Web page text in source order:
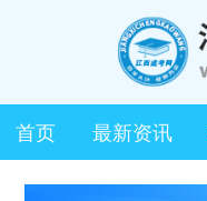
首页 最新资讯